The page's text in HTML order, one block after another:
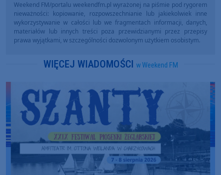
Weekend FM/portalu weekendfm.pl wyrażonej na piśmie pod rygorem
nieważności: kopiowanie, rozpowszechnianie lub jakiekolwiek inne
wykorzystywanie w całości lub we fragmentach informacji, danych,
materiałów lub innych treści poza przewidzianymi przez przepisy
prawa wyjątkami, w szczególności dozwolonym użytkiem osobistym.
WIĘCEJ WIADOMOŚCI w Weekend FM